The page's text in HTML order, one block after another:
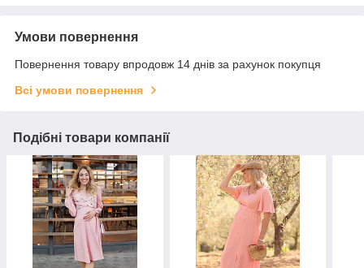
Умови повернення
Повернення товару впродовж 14 днів за рахунок покупця
Всі умови повернення
Подібні товари компанії